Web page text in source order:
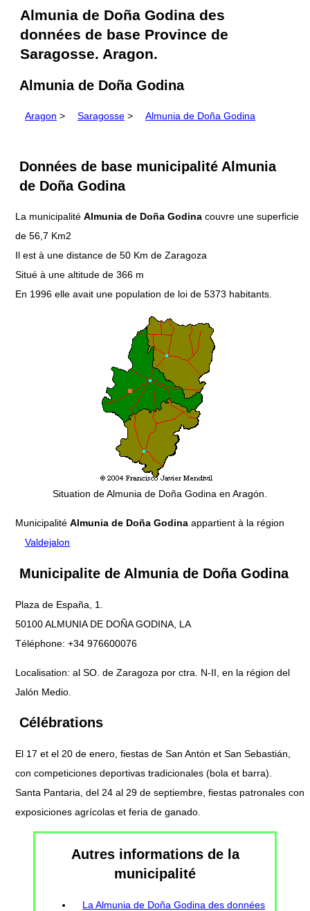
Almunia de Doña Godina des
données de base Province de
Saragosse. Aragon.
Almunia de Doña Godina
Aragon > Saragosse > Almunia de Doña Godina
Données de base municipalité Almunia
de Doña Godina
La municipalité Almunia de Doña Godina couvre une superficie
de 56,7 Km2
Il est à une distance de 50 Km de Zaragoza
Situé à une altitude de 366 m
En 1996 elle avait une population de loi de 5373 habitants.
Situation de Almunia de Doña Godina en Aragón.
Municipalité Almunia de Doña Godina appartient à la région
Valdejalon
Municipalite de Almunia de Doña Godina
Plaza de España, 1.
50100 ALMUNIA DE DOÑA GODINA, LA
Téléphone: +34 976600076
Localisation: al SO. de Zaragoza por ctra. N-II, en la région del
Jalón Medio.
Célébrations
El 17 et el 20 de enero, fiestas de San Antón et San Sebastián,
con competiciones deportivas tradicionales (bola et barra).
Santa Pantaria, del 24 al 29 de septiembre, fiestas patronales con
exposiciones agrícolas et feria de ganado.
Autres informations de la
municipalité
La Almunia de Doña Godina des données